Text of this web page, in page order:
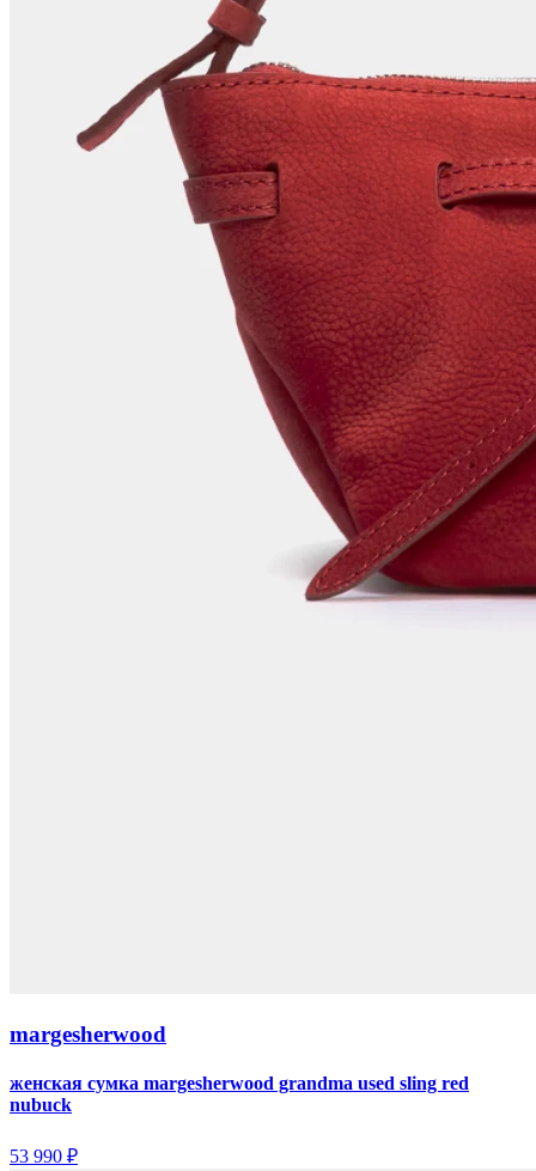
margesherwood
женская сумка margesherwood grandma used sling red
nubuck
53 990 ₽